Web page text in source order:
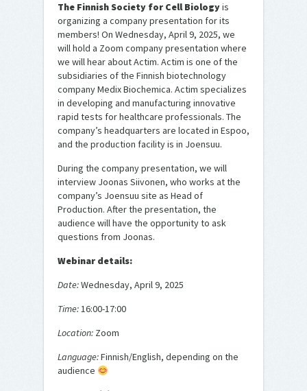
The Finnish Society for Cell Biologyis
organizing a company presentation for its
members! On Wednesday, April 9, 2025, we
will hold a Zoom company presentation where
we will hear about Actim. Actim is one of the
subsidiaries of the Finnish biotechnology
company Medix Biochemica. Actim specializes
in developing and manufacturing innovative
rapid tests for healthcare professionals. The
company’s headquarters are located in Espoo,
and the production facility is in Joensuu.
During the company presentation, we will
interview Joonas Siivonen, who works at the
company’s Joensuu site as Head of
Production. After the presentation, the
audience will have the opportunity to ask
questions from Joonas.
Webinar details:
Date:Wednesday, April 9, 2025
Time:16:00-17:00
Location: Zoom
Language:Finnish/English, depending on the
audience